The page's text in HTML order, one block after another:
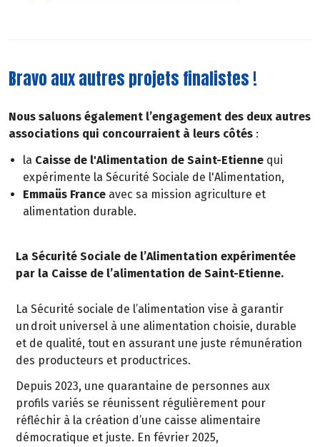
Bravo aux autres projets finalistes !
Nous saluons également l’engagement des deux autres
associations qui concourraient à leurs côtés :
la Caisse de l'Alimentation de Saint-Etienne qui
expérimente la Sécurité Sociale de l'Alimentation,
Emmaüs France avec sa mission agriculture et
alimentation durable.
La Sécurité Sociale de l’Alimentation expérimentée
par la Caisse de l’alimentation de Saint-Etienne.
La Sécurité sociale de l’alimentation vise à garantir
un droit universel à une alimentation choisie, durable
et de qualité, tout en assurant une juste rémunération
des producteurs et productrices.
Depuis 2023, une quarantaine de personnes aux
profils variés se réunissent régulièrement pour
réfléchir à la création d’une caisse alimentaire
démocratique et juste. En février 2025,